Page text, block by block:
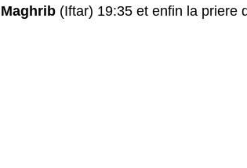
Maghrib (Iftar) 19:35 et enfin la priere